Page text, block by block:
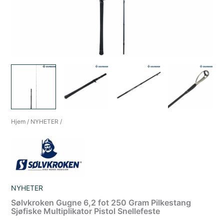
Hjem / NYHETER /
NYHETER
Sølvkroken Gugne 6,2 fot 250 Gram Pilkestang
Sjøfiske Multiplikator Pistol Snellefeste